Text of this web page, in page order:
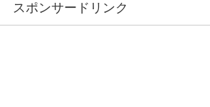
スポンサードリンク